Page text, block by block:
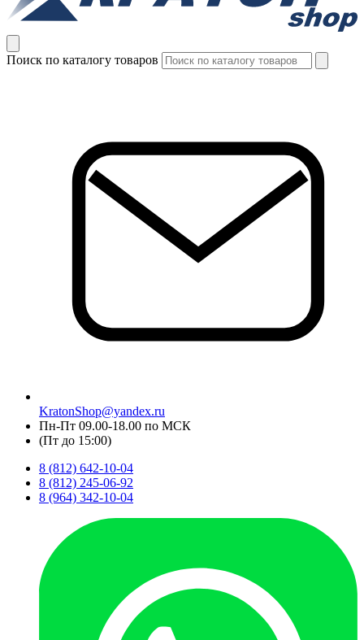
Поиск по каталогу товаров
KratonShop@yandex.ru
Пн-Пт 09.00-18.00 по МСК
(Пт до 15:00)
8 (812) 642-10-04
8 (812) 245-06-92
8 (964) 342-10-04